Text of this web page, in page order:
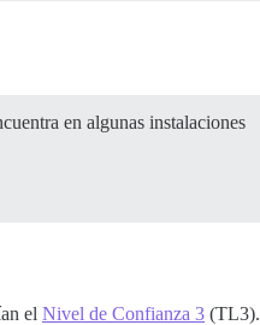
en algunas instalaciones
el Nivel de Confianza 3 (TL3).